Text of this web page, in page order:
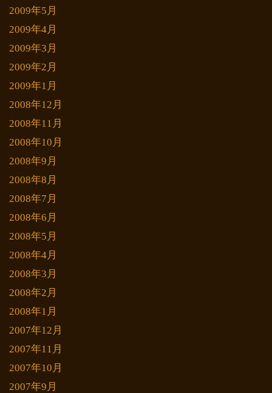
2009年5月
2009年4月
2009年3月
2009年2月
2009年1月
2008年12月
2008年11月
2008年10月
2008年9月
2008年8月
2008年7月
2008年6月
2008年5月
2008年4月
2008年3月
2008年2月
2008年1月
2007年12月
2007年11月
2007年10月
2007年9月